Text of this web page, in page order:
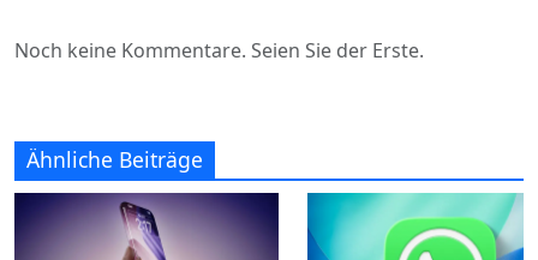
Noch keine Kommentare. Seien Sie der Erste.
Ähnliche Beiträge